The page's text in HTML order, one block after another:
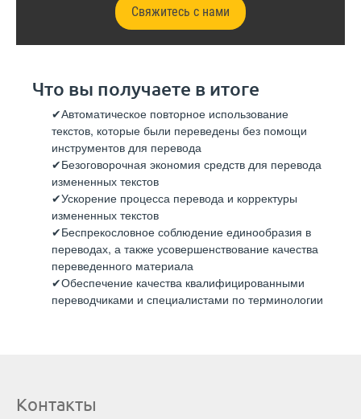
Свяжитесь с нами
Что вы получаете в итоге
Автоматическое повторное использование
текстов, которые были переведены без помощи
инструментов для перевода
Безоговорочная экономия средств для перевода
измененных текстов
Ускорение процесса перевода и корректуры
измененных текстов
Беспрекословное соблюдение единообразия в
переводах, а также усовершенствование качества
переведенного материала
Обеспечение качества квалифицированными
переводчиками и специалистами по терминологии
Контакты